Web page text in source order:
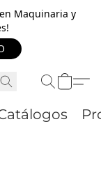
Maquinaria y